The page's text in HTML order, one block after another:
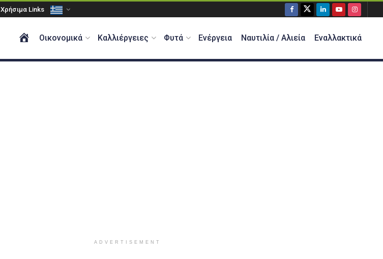
Χρήσιμα Links
ΑΡΧΙΚΗ
Οικονομικά Καλλιέργειες Φυτά Ενέργεια Ναυτιλία / Αλιεία Εναλλακτικά
ADVERTISEMENT